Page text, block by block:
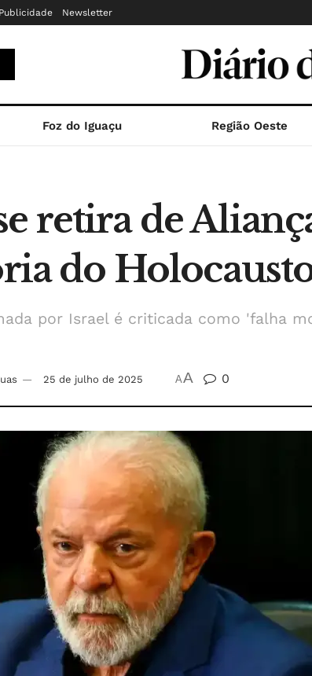
Publicidade Newsletter
Foz do Iguaçu Região Oeste
retira de
do
por Israel é criticada como 'falha
25 de julho de 2025 AA 0